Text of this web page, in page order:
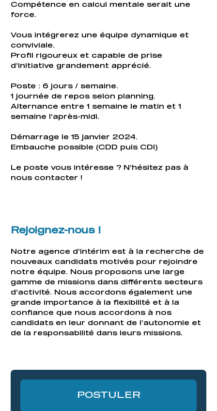
Compétence en calcul mentale serait une
force.
Vous intégrerez une équipe dynamique et
conviviale.
Profil rigoureux et capable de prise
d’initiative grandement apprécié.
Poste : 6 jours / semaine.
1 journée de repos selon planning.
Alternance entre 1 semaine le matin et 1
semaine l’après-midi.
Démarrage le 15 janvier 2024.
Embauche possible (CDD puis CDI)
Le poste vous intéresse ? N’hésitez pas à
nous contacter !
Rejoignez-nous !
Notre agence d’intérim est à la recherche de
nouveaux candidats motivés pour rejoindre
notre équipe. Nous proposons une large
gamme de missions dans différents secteurs
d’activité. Nous accordons également une
grande importance à la flexibilité et à la
confiance que nous accordons à nos
candidats en leur donnant de l’autonomie et
de la responsabilité dans leurs missions.
POSTULER